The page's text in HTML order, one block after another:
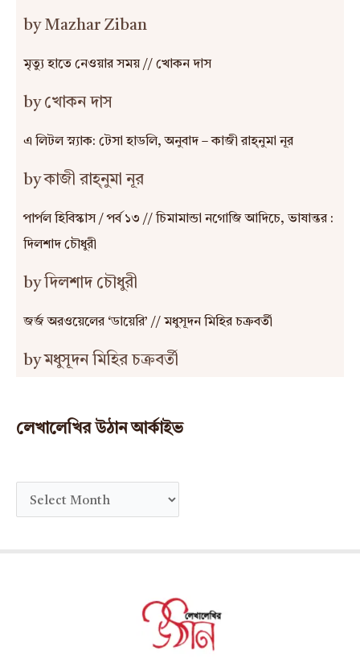
by Mazhar Ziban
মৃত্যু হাতে নেওয়ার সময় // খোকন দাস
by খোকন দাস
এ লিটল স্ন্যাক: টেসা হাডলি, অনুবাদ – কাজী রাহ্‌নুমা নূর
by কাজী রাহ্‌নুমা নূর
পার্পল হিবিস্কাস / পর্ব ১৩ // চিমামান্ডা নগোজি আদিচে, ভাষান্তর :
দিলশাদ চৌধুরী
by দিলশাদ চৌধুরী
জর্জ অরওয়েলের ‘ডায়েরি’ // মধুসূদন মিহির চক্রবর্তী
by মধুসূদন মিহির চক্রবর্তী
লেখালেখির উঠান আর্কাইভ
r